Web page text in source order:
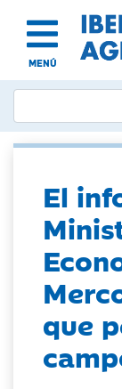
MENÚ
El
que